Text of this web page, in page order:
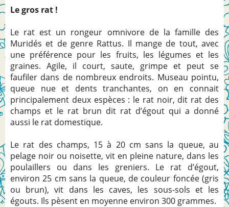
Le gros rat !
Le rat est un rongeur omnivore de la famille des
Muridés et de genre Rattus. Il mange de tout, avec
une préférence pour les fruits, les légumes et les
graines. Agile, il court, saute, grimpe et peut se
faufiler dans de nombreux endroits. Museau pointu,
queue nue et dents tranchantes, on en connait
principalement deux espèces : le rat noir, dit rat des
champs et le rat brun dit rat d’égout qui a donné
aussi le rat domestique.
Le rat des champs, 15 à 20 cm sans la queue, au
pelage noir ou noisette, vit en pleine nature, dans les
poulaillers ou dans les greniers.
Le rat d’égout,
environ 25 cm sans la queue, de couleur foncée (gris
ou brun), vit dans les caves, les sous-sols et les
égouts. Ils pèsent en moyenne environ 300 grammes.